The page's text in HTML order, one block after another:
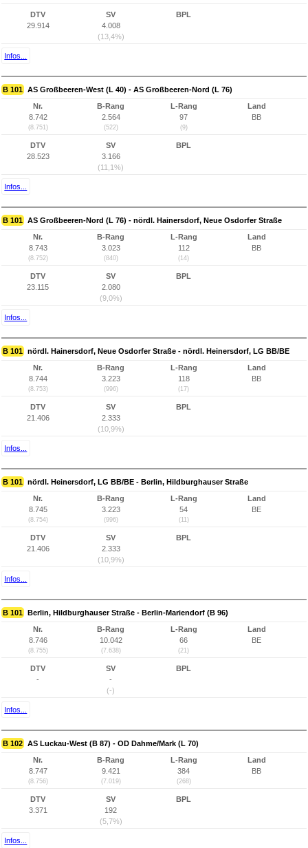
DTV
29.914
SV
4.008
(13,4%)
BPL
Infos...
B 101 AS Großbeeren-West (L 40) - AS Großbeeren-Nord (L 76)
Nr.
8.742
(8.751)
B-Rang
2.564
(522)
L-Rang
97
(9)
Land
BB
DTV
28.523
SV
3.166
(11,1%)
BPL
Infos...
B 101 AS Großbeeren-Nord (L 76) - nördl. Hainersdorf, Neue Osdorfer Straße
Nr.
8.743
(8.752)
B-Rang
3.023
(840)
L-Rang
112
(14)
Land
BB
DTV
23.115
SV
2.080
(9,0%)
BPL
Infos...
B 101 nördl. Hainersdorf, Neue Osdorfer Straße - nördl. Heinersdorf, LG BB/BE
Nr.
8.744
(8.753)
B-Rang
3.223
(996)
L-Rang
118
(17)
Land
BB
DTV
21.406
SV
2.333
(10,9%)
BPL
Infos...
B 101 nördl. Heinersdorf, LG BB/BE - Berlin, Hildburghauser Straße
Nr.
8.745
(8.754)
B-Rang
3.223
(996)
L-Rang
54
(11)
Land
BE
DTV
21.406
SV
2.333
(10,9%)
BPL
Infos...
B 101 Berlin, Hildburghauser Straße - Berlin-Mariendorf (B 96)
Nr.
8.746
(8.755)
B-Rang
10.042
(7.638)
L-Rang
66
(21)
Land
BE
DTV
-
SV
-
(-)
BPL
Infos...
B 102 AS Luckau-West (B 87) - OD Dahme/Mark (L 70)
Nr.
8.747
(8.756)
B-Rang
9.421
(7.019)
L-Rang
384
(268)
Land
BB
DTV
3.371
SV
192
(5,7%)
BPL
Infos...